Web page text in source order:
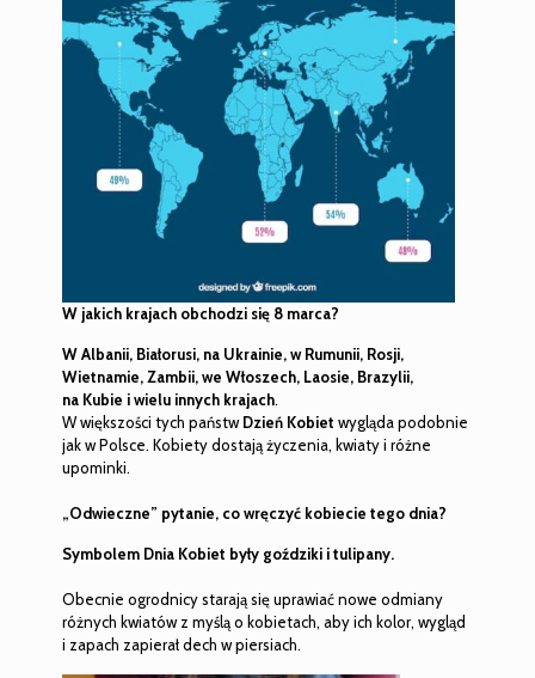
W jakich krajach obchodzi się 8 marca?
W Albanii, Białorusi, na Ukrainie, w Rumunii, Rosji,
Wietnamie, Zambii,we Włoszech, Laosie, Brazylii,
na Kubie i wielu innych krajach.
W większości tych państwDzień Kobiet wygląda podobnie
jak w Polsce. Kobiety dostają życzenia, kwiaty i różne
upominki.
„Odwieczne” pytanie, co wręczyć kobiecie tego dnia?
Symbolem Dnia Kobiet były goździki i tulipany.
Obecnie ogrodnicy starają się uprawiać nowe odmiany
różnych kwiatów z myślą o kobietach, aby ich kolor, wygląd
i zapach zapierał dech w piersiach.